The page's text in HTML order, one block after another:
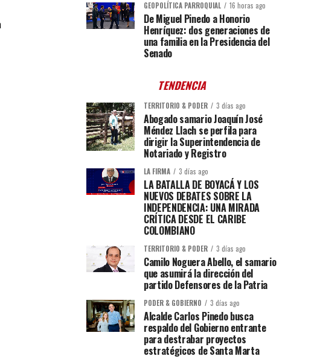
GEOPOLÍTICA PARROQUIAL 16 horas ago
De Miguel Pinedo a Honorio
Henríquez: dos generaciones de
una familia en la Presidencia del
Senado
TENDENCIA
TERRITORIO & PODER 3 días ago
Abogado samario Joaquín José
Méndez Llach se perfila para
dirigir la Superintendencia de
Notariado y Registro
LA FIRMA 3 días ago
LA BATALLA DE BOYACÁ Y LOS
NUEVOS DEBATES SOBRE LA
INDEPENDENCIA: UNA MIRADA
CRÍTICA DESDE EL CARIBE
COLOMBIANO
TERRITORIO & PODER 3 días ago
Camilo Noguera Abello, el samario
que asumirá la dirección del
partido Defensores de la Patria
PODER & GOBIERNO 3 días ago
Alcalde Carlos Pinedo busca
respaldo del Gobierno entrante
para destrabar proyectos
estratégicos de Santa Marta